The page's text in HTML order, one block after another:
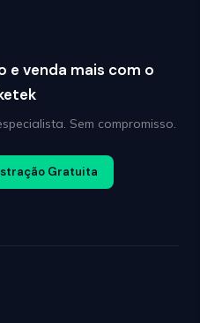
e venda mais com o
Sem compromisso.
Gratuita